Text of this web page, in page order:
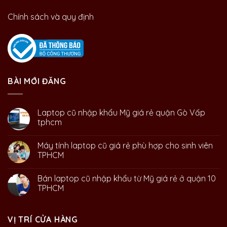
Chính sách và quy định
BÀI MỚI ĐĂNG
Laptop cũ nhập khẩu Mỹ giá rẻ quận Gò Vấp
tphcm
Máy tính laptop cũ giá rẻ phù hợp cho sinh viên
TPHCM
Bán laptop cũ nhập khẩu từ Mỹ giá rẻ ở quận 10
TPHCM
VỊ TRÍ CỬA HÀNG